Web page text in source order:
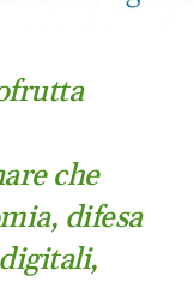
che
difesa